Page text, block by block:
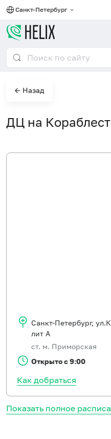
Санкт-Петербург
← Назад
ДЦ на
Показать полное
Санкт-Петербург,
лит А
ст. м. Приморская
Открыто с 9:00
Как добраться